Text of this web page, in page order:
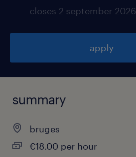
closes 2 september 2026
apply
summary
bruges
€18.00 per hour